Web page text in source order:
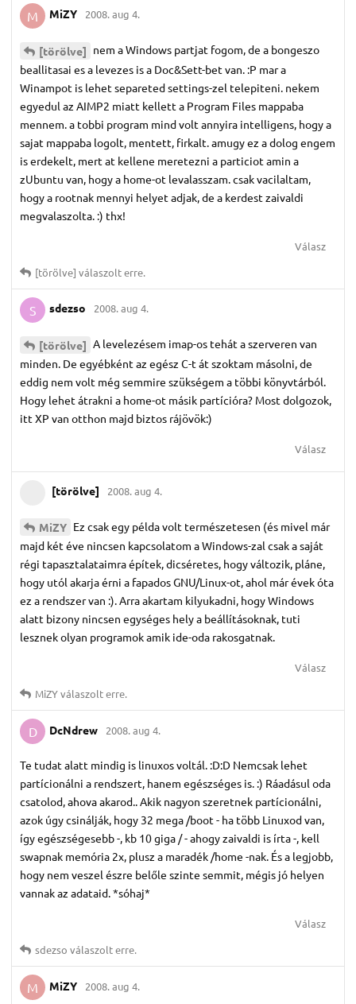
M MiZY 2008. aug 4.
[törölve] nem a Windows partjat fogom, de a bongeszo
beallitasai es a levezes is a Doc&Sett-bet van. :P mar a
Winampot is lehet separeted settings-zel telepiteni. nekem
egyedul az AIMP2 miatt kellett a Program Files mappaba
mennem. a tobbi program mind volt annyira intelligens, hogy a
sajat mappaba logolt, mentett, firkalt. amugy ez a dolog engem
is erdekelt, mert at kellene meretezni a particiot amin a
zUbuntu van, hogy a home-ot levalasszam. csak vacilaltam,
hogy a rootnak mennyi helyet adjak, de a kerdest zaivaldi
megvalaszolta. :) thx!
Válasz
[törölve] válaszolt erre.
S sdezso 2008. aug 4.
[törölve] A levelezésem imap-os tehát a szerveren van
minden. De egyébként az egész C-t át szoktam másolni, de
eddig nem volt még semmire szükségem a többi könyvtárból.
Hogy lehet átrakni a home-ot másik partícióra? Most dolgozok,
itt XP van otthon majd biztos rájövök:)
Válasz
[törölve] 2008. aug 4.
MiZY Ez csak egy példa volt természetesen (és mivel már
majd két éve nincsen kapcsolatom a Windows-zal csak a saját
régi tapasztalataimra építek, dicséretes, hogy változik, pláne,
hogy utól akarja érni a fapados GNU/Linux-ot, ahol már évek óta
ez a rendszer van :). Arra akartam kilyukadni, hogy Windows
alatt bizony nincsen egységes hely a beállításoknak, tuti
lesznek olyan programok amik ide-oda rakosgatnak.
Válasz
MiZYválaszolt erre.
D DcNdrew 2008. aug 4.
Te tudat alatt mindig is linuxos voltál. :D:D Nemcsak lehet
partícionálni a rendszert, hanem egészséges is. :) Ráadásul oda
csatolod, ahova akarod.. Akik nagyon szeretnek partícionálni,
azok úgy csinálják, hogy 32 mega /boot - ha több Linuxod van,
így egészségesebb -, kb 10 giga / - ahogy zaivaldi is írta -, kell
swapnak memória 2x, plusz a maradék /home -nak. És a legjobb,
hogy nem veszel észre belőle szinte semmit, mégis jó helyen
vannak az adataid. *sóhaj*
Válasz
sdezso válaszolt erre.
M MiZY 2008. aug 4.